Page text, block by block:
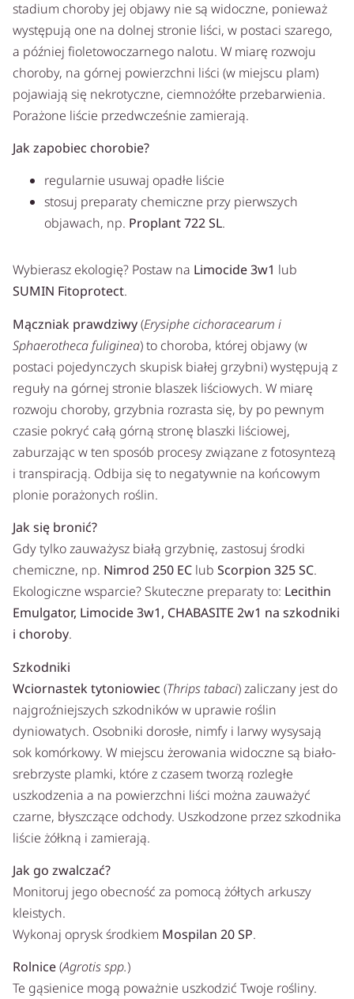
stadium choroby jej objawy nie są widoczne, ponieważ
występują one na dolnej stronie liści, w postaci szarego,
a później fioletowoczarnego nalotu. W miarę rozwoju
choroby, na górnej powierzchni liści (w miejscu plam)
pojawiają się nekrotyczne, ciemnożółte przebarwienia.
Porażone liście przedwcześnie zamierają.
Jak zapobiec chorobie?
regularnie usuwaj opadłe liście
stosuj preparaty chemiczne przy pierwszych
objawach, np. Proplant 722 SL.
Wybierasz ekologię? Postaw na Limocide 3w1 lub
SUMIN Fitoprotect.
Mączniak prawdziwy(Erysiphe cichoracearum i
Sphaerotheca fuliginea) to choroba, której objawy (w
postaci pojedynczych skupisk białej grzybni) występują z
reguły na górnej stronie blaszek liściowych. W miarę
rozwoju choroby, grzybnia rozrasta się, by po pewnym
czasie pokryć całą górną stronę blaszki liściowej,
zaburzając w ten sposób procesy związane z fotosyntezą
i transpiracją. Odbija się to negatywnie na końcowym
plonie porażonych roślin.
Jak się bronić?
Gdy tylko zauważysz białą grzybnię, zastosuj środki
chemiczne, np. Nimrod 250 EC lub Scorpion 325 SC.
Ekologiczne wsparcie? Skuteczne preparaty to: Lecithin
Emulgator, Limocide 3w1, CHABASITE 2w1 na szkodniki
i choroby.
Szkodniki
Wciornastek tytoniowiec (Thrips tabaci) zaliczany jest do
najgroźniejszych szkodników w uprawie roślin
dyniowatych. Osobniki dorosłe, nimfy i larwy wysysają
sok komórkowy. W miejscu żerowania widoczne są biało-
srebrzyste plamki, które z czasem tworzą rozległe
uszkodzenia a na powierzchni liści można zauważyć
czarne, błyszczące odchody. Uszkodzone przez szkodnika
liście żółkną i zamierają.
Jak go zwalczać?
Monitoruj jego obecność za pomocą żółtych arkuszy
kleistych.
Wykonaj oprysk środkiem Mospilan 20 SP.
Rolnice(Agrotis spp.)
Te gąsienice mogą poważnie uszkodzić Twoje rośliny.